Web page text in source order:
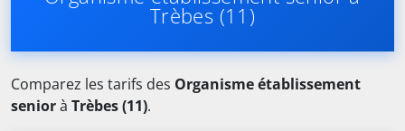
Trèbes (11)
Comparez les tarifs des Organisme établissement
seniorà Trèbes (11).